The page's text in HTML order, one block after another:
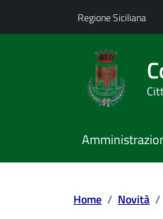
Regione Siciliana
Home / Novità /